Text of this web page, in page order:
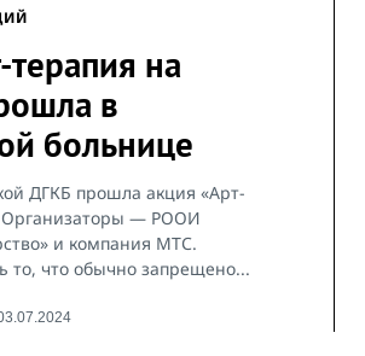
на
в
больнице
ДГКБ прошла акция «Арт-
Организаторы — РООИ
и компания МТС.
то, что обычно запрещено...